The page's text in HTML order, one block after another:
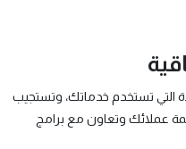
التي تستخدم خدماتك، وتستجيب
عملائك وتعاون مع برامج